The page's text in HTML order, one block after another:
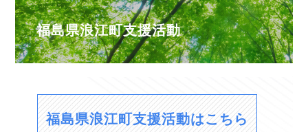
福島県浪江町支援活動
福島県浪江町支援活動はこちら